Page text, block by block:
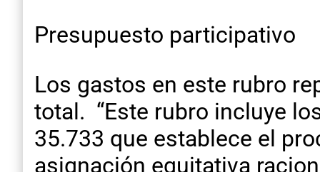
Presupuesto participativo
Los gastos en este rubro
total. “Este rubro incluye
35.733 que establece el
asignación equitativa